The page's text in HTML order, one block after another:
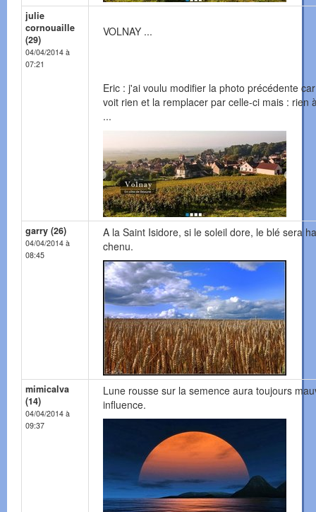
julie
cornouaille
(29)
04/04/2014 à
07:21
VOLNAY ...
Eric : j'ai voulu modifier la photo précédente
voit rien et la remplacer par celle-ci mais : rien
...
garry (26)
04/04/2014 à
08:45
A la Saint Isidore, si le soleil dore, le blé sera
chenu.
mimicalva
(14)
04/04/2014 à
09:37
Lune rousse sur la semence aura toujours
influence.